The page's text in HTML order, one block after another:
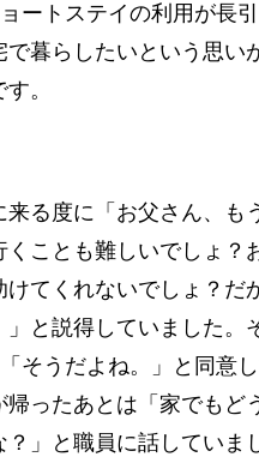
ートステイの利用が長
で暮らしたいという思い
。
来る度に「お父さん、も
くことも難しいでしょ？
けてくれないでしょ？だ
」と説得していました。
そうだよね。」と同意
帰ったあとは「家でもど
」と職員に話していま